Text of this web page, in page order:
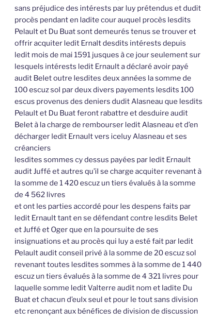
sans préjudice des intérests par luy prétendus et dudit
procès pendant en ladite cour auquel procès lesdits
Pelault et Du Buat sont demeurés tenus se trouver et
offrir acquiter ledit Ernalt desdits intérests depuis
ledit mois de mai 1591 jusques à ce jour seulement sur
lesquels intérests ledit Ernault a déclaré avoir payé
audit Belet outre lesdites deux années la somme de
100 escuz sol par deux divers payements lesdits 100
escus provenus des deniers dudit Alasneau que lesdits
Pelault et Du Buat feront rabattre et desduire audit
Belet à la charge de rembourser ledit Alasneau et d’en
décharger ledit Ernault vers iceluy Alasneau et ses
créanciers
lesdites sommes cy dessus payées par ledit Ernault
audit Juffé et autres qu’il se charge acquiter revenant à
la somme de 1 420 escuz un tiers évalués à la somme
de 4 562 livres
et ont les parties accordé pour les despens faits par
ledit Ernault tant en se défendant contre lesdits Belet
et Juffé et Oger que en la poursuite de ses
insignuations et au procès qui luy a esté fait par ledit
Pelault audit conseil privé à la somme de 20 escuz sol
revenant toutes lesdites sommes à la somme de 1 440
escuz un tiers évalués à la somme de 4 321 livres pour
laquelle somme ledit Valterre audit nom et ladite Du
Buat et chacun d’eulx seul et pour le tout sans division
etc renonçant aux bénéfices de division de discussion